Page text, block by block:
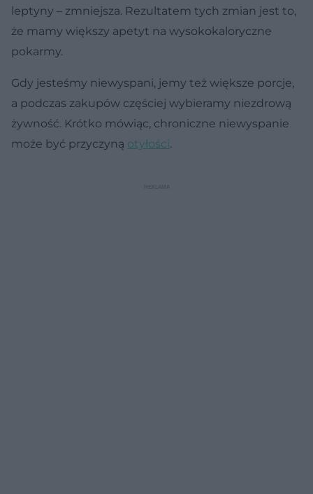
leptyny – zmniejsza. Rezultatem tych zmian jest to,
że mamy większy apetyt na wysokokaloryczne
pokarmy.
Gdy jesteśmy niewyspani, jemy też większe porcje,
a podczas zakupów częściej wybieramy niezdrową
żywność. Krótko mówiąc, chroniczne niewyspanie
może być przyczyną otyłości.